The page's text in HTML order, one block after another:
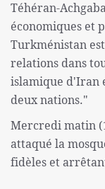
Téhéran-
économiques et
Turkménistan
relations dans
islamique d'Iran
deux nations."
Mercredi matin
attaqué la
fidèles et